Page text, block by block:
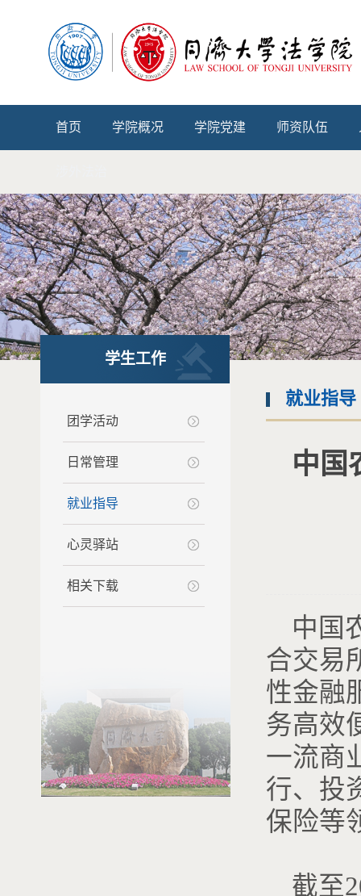
首页 学院概况 学院党建 师资队伍
学生工作
团学活动
日常管理
就业指导
心灵驿站
相关下载
就业指导
中国
中国
合交易
性金融
务高效
一流商
行、投
保险等
截至